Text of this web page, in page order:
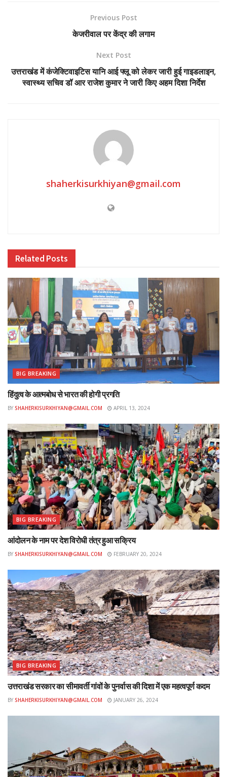
Previous Post
केजरीवाल पर केंद्र की लगाम
Next Post
उत्तराखंड में कंजेक्टिवाइटिस यानि आई फ्लू को लेकर जारी हुई गाइडलाइन,
स्वास्थ्य सचिव डॉ आर राजेश कुमार ने जारी किए अहम दिशा निर्देश
shaherkisurkhiyan@gmail.com
Related Posts
BIG BREAKING
हिंदुत्व के आत्मबोध से भारत की होगी प्रगति
BY SHAHERKISURKHIYAN@GMAIL.COM APRIL 13, 2024
BIG BREAKING
आंदोलन के नाम पर देश विरोधी तंत्र हुआ सक्रिय
BY SHAHERKISURKHIYAN@GMAIL.COM FEBRUARY 20, 2024
BIG BREAKING
उत्तराखंड सरकार का सीमावर्ती गांवों के पुनर्वास की दिशा में एक महत्वपूर्ण कदम
BY SHAHERKISURKHIYAN@GMAIL.COM JANUARY 26, 2024